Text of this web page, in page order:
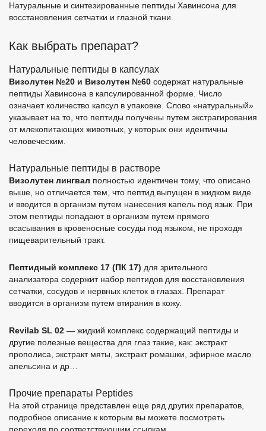
Натуральные и синтезированные пептиды Хавинсона для
восстановления сетчатки и глазной ткани.
Как выбрать препарат?
Натуральные пептиды в капсулах
Визолутен №20 и Визолутен №60 содержат натуральные
пептиды Хавинсона в капсулированной форме. Число
означает количество капсул в упаковке. Слово «натуральный»
указывает на то, что пептиды получены путем экстрагирования
от млекопитающих животных, у которых они идентичны
человеческим.
Натуральные пептиды в растворе
Визолутен лингвал полностью идентичен тому, что описано
выше, но отличается тем, что пептид выпущен в жидком виде
и вводится в организм путем нанесения капель под язык. При
этом пептиды попадают в организм путем прямого
всасывания в кровеносные сосуды под языком, не проходя
пищеварительный тракт.
Пептидный комплекс 17 (ПК 17) для зрительного
анализатора содержит набор пептидов для восстановления
сетчатки, сосудов и нервных клеток в глазах. Препарат
вводится в организм путем втирания в кожу.
Revilab SL 02 — жидкий комплекс содержащий пептиды и
другие полезные вещества для глаз такие, как: экстракт
прополиса, экстракт мяты, экстракт ромашки, эфирное масло
апельсина и др…
Прочие препараты Peptides
На этой странице представлен еще ряд других препаратов,
подробное описание к которым вы можете посмотреть